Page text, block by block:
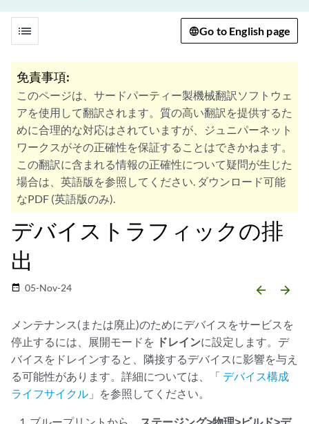
list Go to English page
免責事項:
このページは、サードパーティー製機械翻訳ソフトウェ
アを使用して翻訳されます。質の高い翻訳を提供するた
めに合理的な対応はされていますが、ジュニパーネット
ワークスがその正確性を保証することはできかねます。
この翻訳に含まれる情報の正確性について疑問が生じた
場合は、英語版を参照してください. ダウンロード可能
なPDF (英語版のみ).
デバイストラフィックの排
出
date_range 05-Nov-24 arrow_backward arrow_forward
メンテナンス(または廃止)のためにデバイスをサービスを
停止するには、展開モードを ドレインに設定します。デ
バイスをドレインすると、隣接するデバイスに影響を与え
る可能性があります。詳細については、「 デバイス構成
ライフサイクル 」を参照してください。